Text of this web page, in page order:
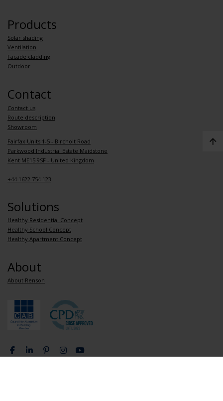
Products
Solar shading
Ventilation
Facade cladding
Outdoor
Contact
Contact us
Route description
Showroom
Fairfax Units 1-5 - Bircholt Road
Parkwood Industrial Estate Maidstone
Kent ME15 9SF - United Kingdom
+44 1622 754 123
Solutions
Healthy Residential Concept
Healthy School Concept
Healthy Apartment Concept
About
About Renson